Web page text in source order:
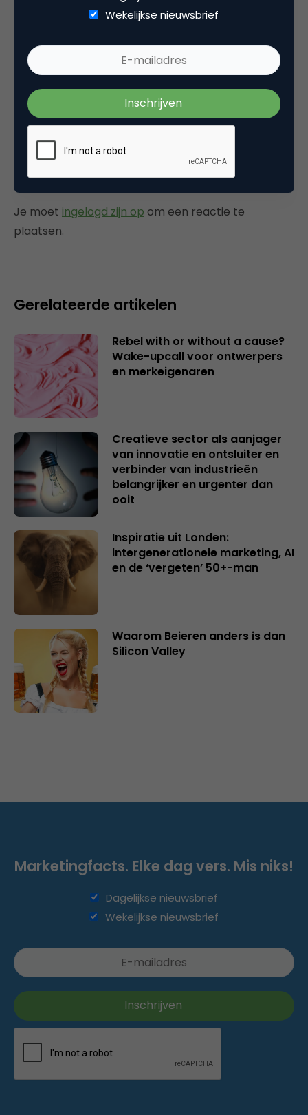
Commerce
Tags
e-business
Plaats reactie
Je moet ingelogd zijn op om een reactie te
plaatsen.
Gerelateerde artikelen
Rebel with or without a cause?
Wake-upcall voor ontwerpers
en merkeigenaren
Creatieve sector als aanjager
van innovatie en ontsluiter en
verbinder van industrieën
belangrijker en urgenter dan
ooit
Inspiratie uit Londen:
intergenerationele marketing, AI
en de ‘vergeten’ 50+-man
Waarom Beieren anders is dan
Silicon Valley
Wekelijkse nieuwsbrief
Marketingfacts. Elke dag vers. Mis niks!
Dagelijkse nieuwsbrief
Wekelijkse nieuwsbrief